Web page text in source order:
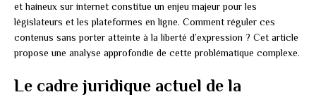
et haineux sur internet constitue un enjeu majeur pour les
législateurs et les plateformes en ligne. Comment réguler ces
contenus sans porter atteinte à la liberté d’expression ? Cet article
propose une analyse approfondie de cette problématique complexe.
Le cadre juridique actuel de la